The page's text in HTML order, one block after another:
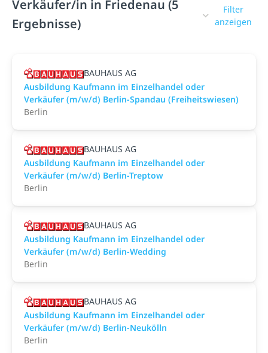
Verkäufer/in in Friedenau (5
Ergebnisse)
Filter
anzeigen
BAUHAUS AG
Ausbildung Kaufmann im Einzelhandel oder
Verkäufer (m/w/d) Berlin-Spandau (Freiheitswiesen)
Berlin
BAUHAUS AG
Ausbildung Kaufmann im Einzelhandel oder
Verkäufer (m/w/d) Berlin-Treptow
Berlin
BAUHAUS AG
Ausbildung Kaufmann im Einzelhandel oder
Verkäufer (m/w/d) Berlin-Wedding
Berlin
BAUHAUS AG
Ausbildung Kaufmann im Einzelhandel oder
Verkäufer (m/w/d) Berlin-Neukölln
Berlin